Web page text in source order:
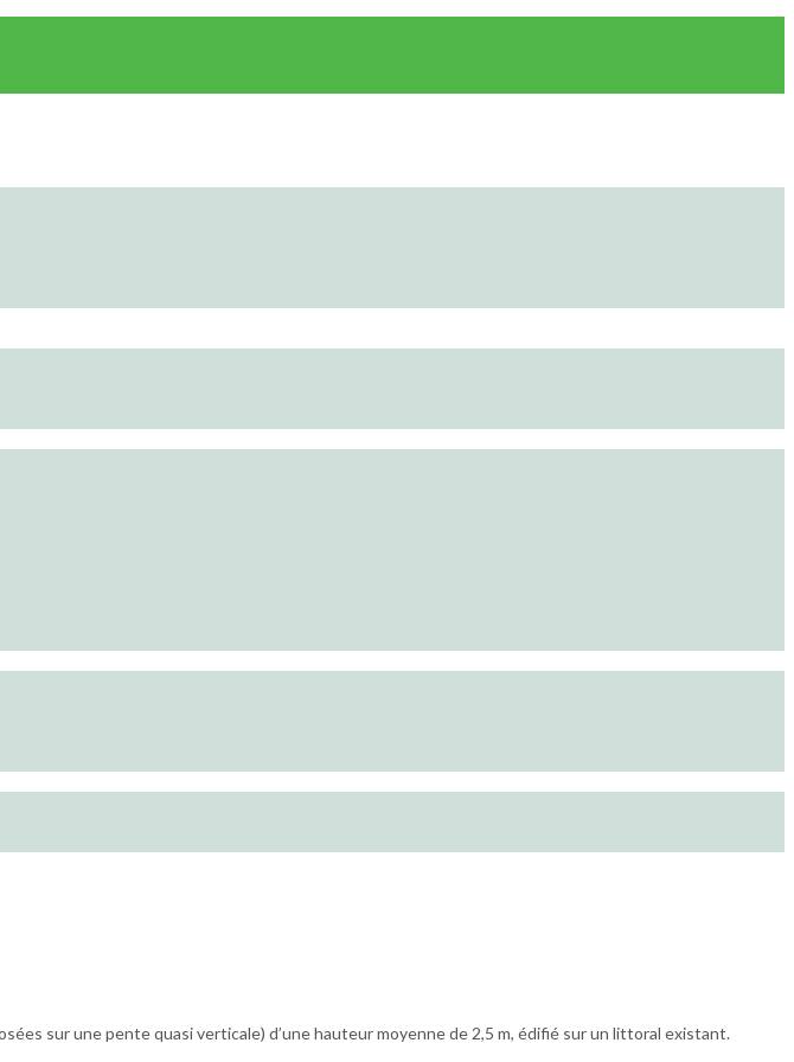
sur une pente quasi verticale) d’une hauteur moyenne de 2,5 m, édifié sur un littoral existant.